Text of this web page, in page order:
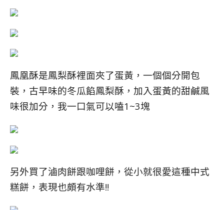
鳳凰酥是鳳梨酥裡面夾了蛋黃，一個個分開包
裝，古早味的冬瓜餡鳳梨酥，加入蛋黃的甜鹹風
味很加分，我一口氣可以嗑1~3塊
另外買了滷肉餅跟咖哩餅，從小就很愛這種中式
糕餅，表現也頗有水準!!